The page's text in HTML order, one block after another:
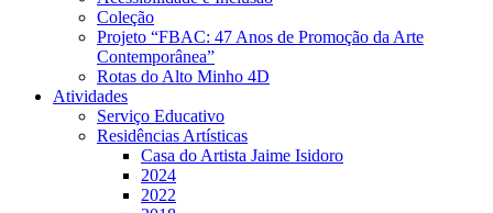
Coleção
Projeto “FBAC: 47 Anos de Promoção da Arte
Contemporânea”
Rotas do Alto Minho 4D
Atividades
Serviço Educativo
Residências Artísticas
Casa do Artista Jaime Isidoro
2024
2022